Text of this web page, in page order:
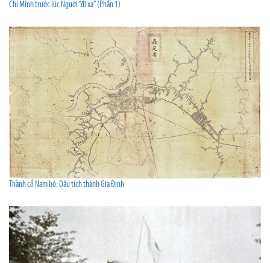
Chí Minh trước lúc Người “đi xa” (Phần 1)
Thành cổ Nam bộ: Dấu tích thành Gia Định